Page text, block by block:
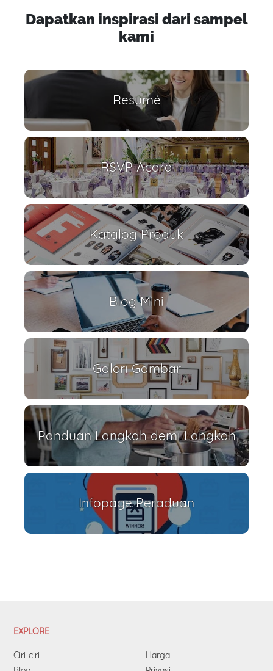
Dapatkan inspirasi dari sampel
kami
Resumé
RSVP Acara
Katalog Produk
Blog Mini
Galeri Gambar
Panduan Langkah demi Langkah
Infopage Peraduan
EXPLORE
Ciri-ciri
Harga